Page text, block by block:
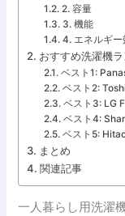
2. 容量
3. 機能
4. エネルギー
おすすめ洗濯機
ベスト1:
ベスト2:
ベスト3: LG
ベスト4:
ベスト5:
まとめ
関連記事
一人暮らし用洗濯